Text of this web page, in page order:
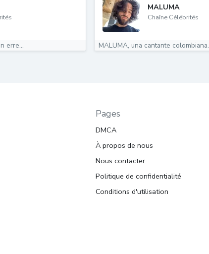
erre...
MALUMA
Chaîne Célébrités
MALUMA, una cantante colombiana.
Pages
DMCA
À propos de nous
Nous contacter
Politique de confidentialité
Conditions d'utilisation